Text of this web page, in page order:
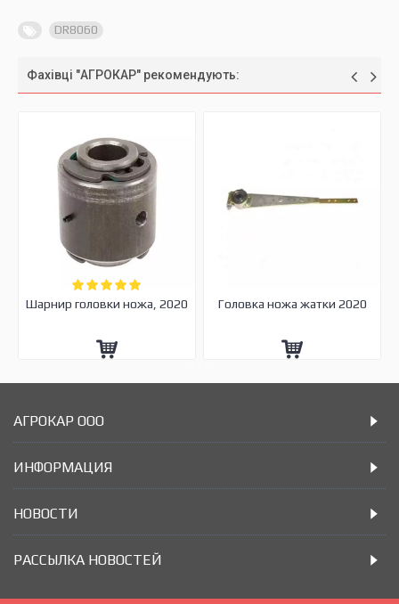
DR8060
Фахівці "АГРОКАР" рекомендують:
Шарнир головки ножа, 2020 Головка ножа жатки 2020
АГРОКАР ООО
ИНФОРМАЦИЯ
НОВОСТИ
РАССЫЛКА НОВОСТЕЙ